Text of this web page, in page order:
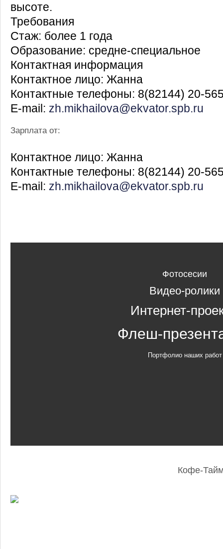
высоте.
Требования
Стаж: более 1 года
Образование: средне-специальное
Контактная информация
Контактное лицо: Жанна
Контактные телефоны: 8(82144) 20-
E-mail: zh.mikhailova@ekvator.spb.ru
Зарплата от:
Контактное лицо: Жанна
Контактные телефоны: 8(82144) 20-
E-mail: zh.mikhailova@ekvator.spb.ru
Фотосесии
Видео-ролики
Интернет-
Флеш-
Портфолио наших работ
Кофе-